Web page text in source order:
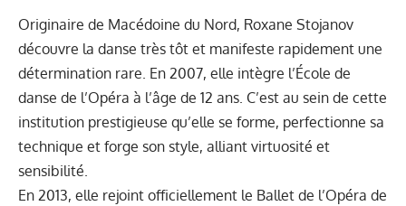
Originaire de Macédoine du Nord, Roxane Stojanov
découvre la danse très tôt et manifeste rapidement une
détermination rare. En 2007, elle intègre l’École de
danse de l’Opéra à l’âge de 12 ans. C’est au sein de cette
institution prestigieuse qu’elle se forme, perfectionne sa
technique et forge son style, alliant virtuosité et
sensibilité.
En 2013, elle rejoint officiellement le Ballet de l’Opéra de